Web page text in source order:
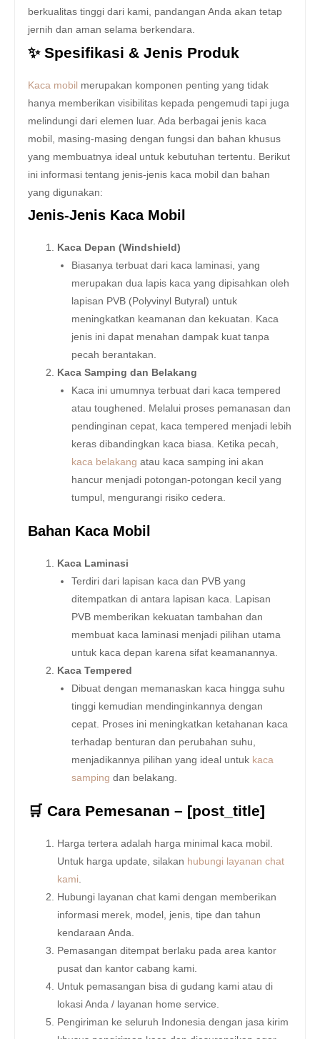
berkualitas tinggi dari kami, pandangan Anda akan tetap
jernih dan aman selama berkendara.
✨ Spesifikasi & Jenis Produk
Kaca mobil merupakan komponen penting yang tidak
hanya memberikan visibilitas kepada pengemudi tapi juga
melindungi dari elemen luar. Ada berbagai jenis kaca
mobil, masing-masing dengan fungsi dan bahan khusus
yang membuatnya ideal untuk kebutuhan tertentu. Berikut
ini informasi tentang jenis-jenis kaca mobil dan bahan
yang digunakan:
Jenis-Jenis Kaca Mobil
Kaca Depan (Windshield)
Biasanya terbuat dari kaca laminasi, yang
merupakan dua lapis kaca yang dipisahkan oleh
lapisan PVB (Polyvinyl Butyral) untuk
meningkatkan keamanan dan kekuatan. Kaca
jenis ini dapat menahan dampak kuat tanpa
pecah berantakan.
Kaca Samping dan Belakang
Kaca ini umumnya terbuat dari kaca tempered
atau toughened. Melalui proses pemanasan dan
pendinginan cepat, kaca tempered menjadi lebih
keras dibandingkan kaca biasa. Ketika pecah,
kaca belakang atau kaca samping ini akan
hancur menjadi potongan-potongan kecil yang
tumpul, mengurangi risiko cedera.
Bahan Kaca Mobil
Kaca Laminasi
Terdiri dari lapisan kaca dan PVB yang
ditempatkan di antara lapisan kaca. Lapisan
PVB memberikan kekuatan tambahan dan
membuat kaca laminasi menjadi pilihan utama
untuk kaca depan karena sifat keamanannya.
Kaca Tempered
Dibuat dengan memanaskan kaca hingga suhu
tinggi kemudian mendinginkannya dengan
cepat. Proses ini meningkatkan ketahanan kaca
terhadap benturan dan perubahan suhu,
menjadikannya pilihan yang ideal untuk kaca
samping dan belakang.
🛒 Cara Pemesanan – [post_title]
Harga tertera adalah harga minimal kaca mobil.
Untuk harga update, silakan hubungi layanan chat
kami
Hubungi layanan chat kami dengan memberikan
informasi merek, model, jenis, tipe dan tahun
kendaraan Anda.
Pemasangan ditempat berlaku pada area kantor
pusat dan kantor cabang kami.
Untuk pemasangan bisa di gudang kami atau di
lokasi Anda / layanan home service.
Pengiriman ke seluruh Indonesia dengan jasa kirim